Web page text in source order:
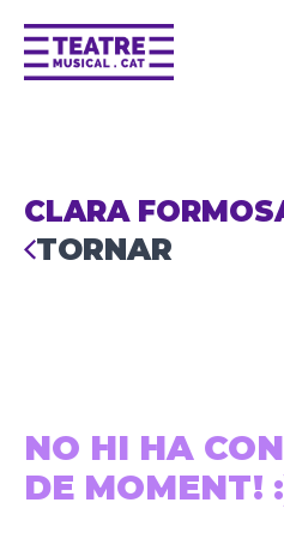
CLARA
TORNAR
NO HI HA
DE MOMENT!